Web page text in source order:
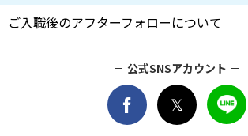
ご入職後のアフターフォローについて
公式SNSアカウント